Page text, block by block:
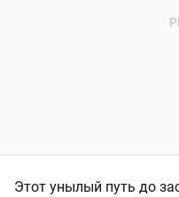
Этот унылый путь до